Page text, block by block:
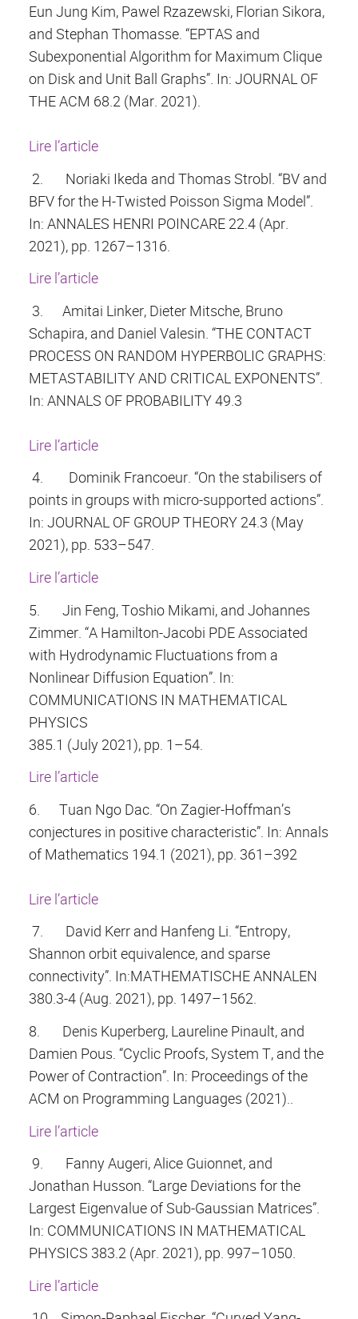
Eun Jung Kim, Pawel Rzazewski, Florian Sikora,
and Stephan Thomasse. “EPTAS and
Subexponential Algorithm for Maximum Clique
on Disk and Unit Ball Graphs”. In: JOURNAL OF
THE ACM 68.2 (Mar. 2021).
Lire l’article
2.
Noriaki Ikeda and Thomas Strobl. “BV and
BFV for the H-Twisted Poisson Sigma Model”.
In: ANNALES HENRI POINCARE 22.4 (Apr.
2021), pp. 1267–1316.
Lire l’article
3. Amitai Linker, Dieter Mitsche, Bruno
Schapira, and Daniel Valesin. “THE CONTACT
PROCESS ON RANDOM HYPERBOLIC GRAPHS:
METASTABILITY AND CRITICAL EXPONENTS”.
In: ANNALS OF PROBABILITY 49.3
Lire l’article
4. Dominik Francoeur. “On the stabilisers of
points in groups with micro-supported actions”.
In: JOURNAL OF GROUP THEORY 24.3 (May
2021), pp. 533–547.
Lire l’article
5.
Jin Feng, Toshio Mikami, and Johannes
Zimmer. “A Hamilton-Jacobi PDE Associated
with Hydrodynamic Fluctuations from a
Nonlinear Diffusion Equation”. In:
COMMUNICATIONS IN MATHEMATICAL
PHYSICS
385.1 (July 2021), pp. 1–54.
Lire l’article
6.
Tuan Ngo Dac. “On Zagier-Hoffman’s
conjectures in positive characteristic”. In: Annals
of Mathematics 194.1 (2021), pp. 361–392
Lire l’article
7.
David Kerr and Hanfeng Li. “Entropy,
Shannon orbit equivalence, and sparse
connectivity”. In:MATHEMATISCHE ANNALEN
380.3-4 (Aug. 2021), pp. 1497–1562.
8.
Denis Kuperberg, Laureline Pinault, and
Damien Pous. “Cyclic Proofs, System T, and the
Power of Contraction”. In: Proceedings of the
ACM on Programming Languages (2021)..
Lire l’article
9.
Fanny Augeri, Alice Guionnet, and
Jonathan Husson. “Large Deviations for the
Largest Eigenvalue of Sub-Gaussian Matrices”.
In: COMMUNICATIONS IN MATHEMATICAL
PHYSICS 383.2 (Apr. 2021), pp. 997–1050.
Lire l’article